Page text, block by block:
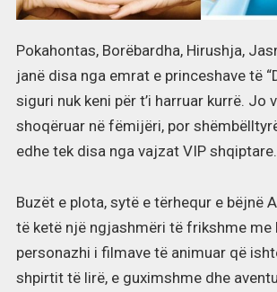
Pokahontas, Borëbardha, Hirushja,
janë disa nga emrat e princeshave të
siguri nuk keni për t’i harruar kurrë. Jo
shoqëruar në fëmijëri, por
edhe tek disa nga vajzat VIP shqiptare.
Buzët e plota, sytë e tërhequr e bëjnë
të ketë një ngjashmëri të frikshme me
personazhi i filmave të animuar që
shpirtit të lirë, e guximshme dhe